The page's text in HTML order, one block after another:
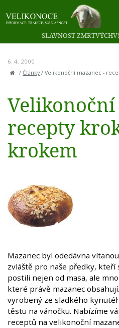
SLAVNOST
6. 4. 2000
/ Články/ Velikonoční mazanec -
Velikonoční
recepty
krokem
Mazanec byl odedávna
zvláště pro naše předky, kteří
postili nejen od masa, ale
které právě mazanec
vyrobený ze sladkého
těstu na vánočku. Nabízíme
receptů na velikonoční